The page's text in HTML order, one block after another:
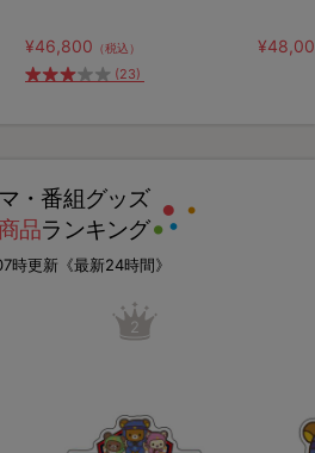
¥46,800 （税込）
(23)
・番組グッズ
品ランキング
時更新《最新24時間》
2